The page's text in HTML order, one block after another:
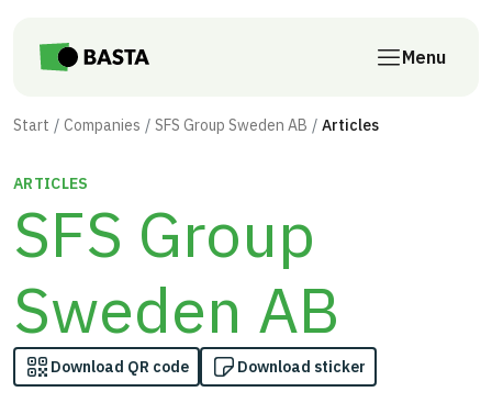
Menu
Start Companies SFS Group Sweden AB Articles
ARTICLES
SFS Group
Sweden AB
Download QR code Download sticker